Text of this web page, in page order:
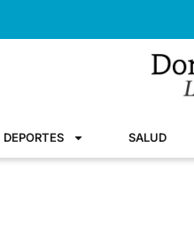
DEPORTES SALUD